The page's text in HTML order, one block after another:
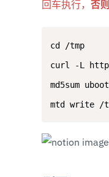
回车执行， 否
cd /tmp
curl -L
md5sum
mtd write /